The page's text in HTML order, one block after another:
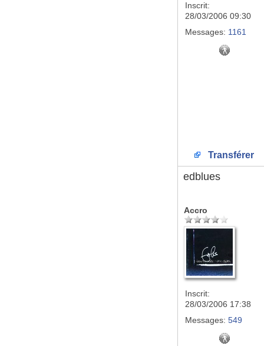
Inscrit:
28/03/2006 09:30
Messages: 1161
Transférer
edblues
Accro
Inscrit:
28/03/2006 17:38
Messages: 549